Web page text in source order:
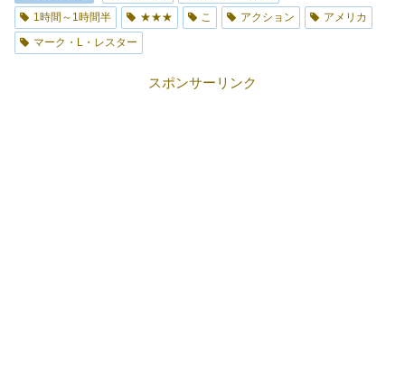
1時間～1時間半
★★★ こ アクション
アメリカ
マーク・L・レスター
スポンサーリンク